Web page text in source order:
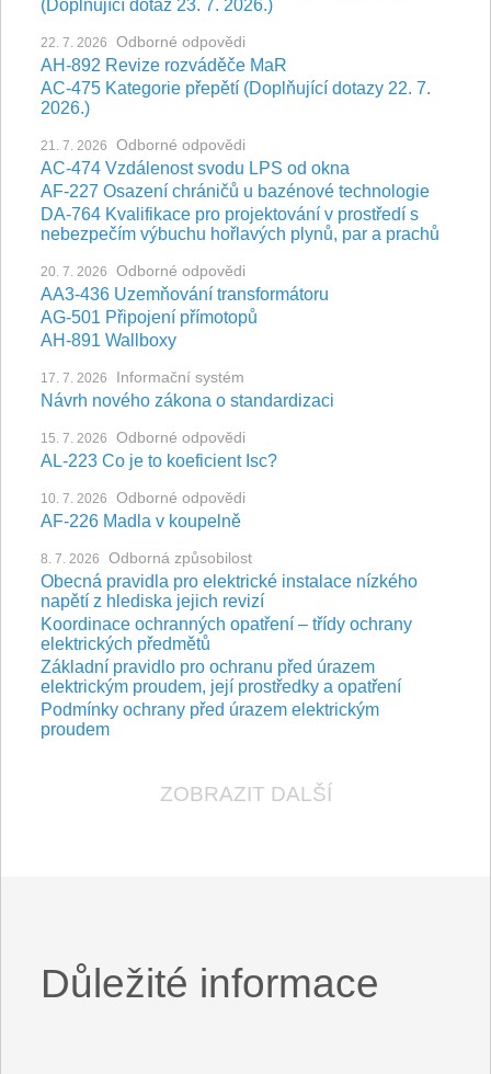
(Doplňující dotaz 23. 7. 2026.)
22. 7. 2026 Odborné odpovědi
AH-892 Revize rozváděče MaR
AC-475 Kategorie přepětí (Doplňující dotazy 22. 7.
2026.)
21. 7. 2026 Odborné odpovědi
AC-474 Vzdálenost svodu LPS od okna
AF-227 Osazení chráničů u bazénové technologie
DA-764 Kvalifikace pro projektování v prostředí s
nebezpečím výbuchu hořlavých plynů, par a prachů
20. 7. 2026 Odborné odpovědi
AA3-436 Uzemňování transformátoru
AG-501 Připojení přímotopů
AH-891 Wallboxy
17. 7. 2026 Informační systém
Návrh nového zákona o standardizaci
15. 7. 2026 Odborné odpovědi
AL-223 Co je to koeficient Isc?
10. 7. 2026 Odborné odpovědi
AF-226 Madla v koupelně
8. 7. 2026 Odborná způsobilost
Obecná pravidla pro elektrické instalace nízkého
napětí z hlediska jejich revizí
Koordinace ochranných opatření – třídy ochrany
elektrických předmětů
Základní pravidlo pro ochranu před úrazem
elektrickým proudem, její prostředky a opatření
Podmínky ochrany před úrazem elektrickým
proudem
ZOBRAZIT DALŠÍ
Důležité informace